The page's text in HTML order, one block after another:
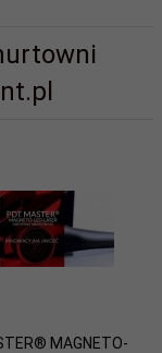
MAGNETO-